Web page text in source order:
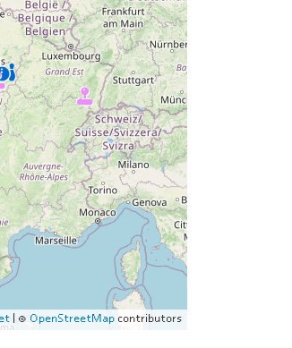
© OpenStreetMap contributors